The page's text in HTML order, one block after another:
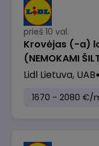
prieš 10 val.
Krovėjas (-a)
(NEMOKAMI
Lidl Lietuva, UAB
1670 - 2080 €/